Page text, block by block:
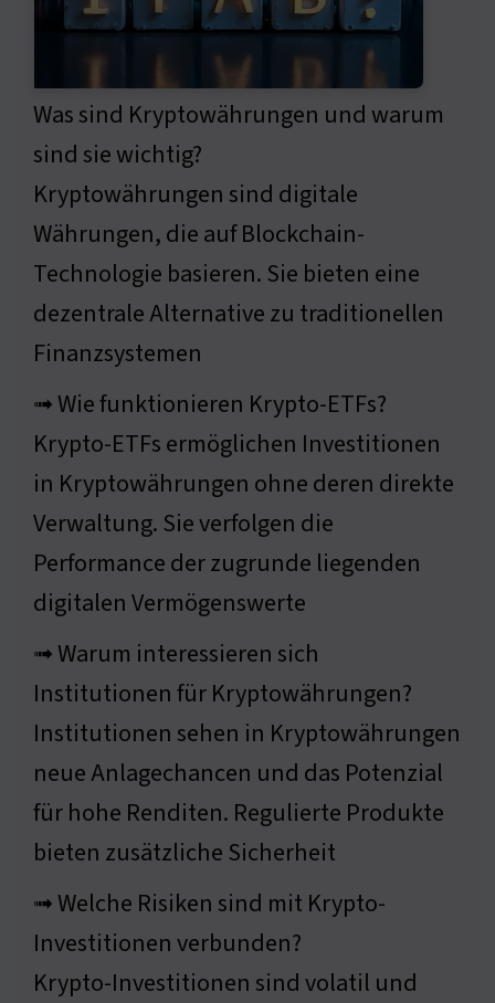
Was sind Kryptowährungen und warum
sind sie wichtig?
Kryptowährungen sind digitale
Währungen, die auf Blockchain-
Technologie basieren. Sie bieten eine
dezentrale Alternative zu traditionellen
Finanzsystemen
➟ Wie funktionieren Krypto-ETFs?
Krypto-ETFs ermöglichen Investitionen
in Kryptowährungen ohne deren direkte
Verwaltung. Sie verfolgen die
Performance der zugrunde liegenden
digitalen Vermögenswerte
➟ Warum interessieren sich
Institutionen für Kryptowährungen?
Institutionen sehen in Kryptowährungen
neue Anlagechancen und das Potenzial
für hohe Renditen. Regulierte Produkte
bieten zusätzliche Sicherheit
➟ Welche Risiken sind mit Krypto-
Investitionen verbunden?
Krypto-Investitionen sind volatil und